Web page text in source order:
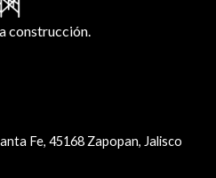
construcción.
Fe, 45168 Zapopan, Jalisco